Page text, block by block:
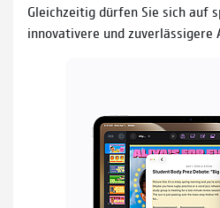
Gleichzeitig dürfen Sie sich auf
innovativere und zuverlässigere